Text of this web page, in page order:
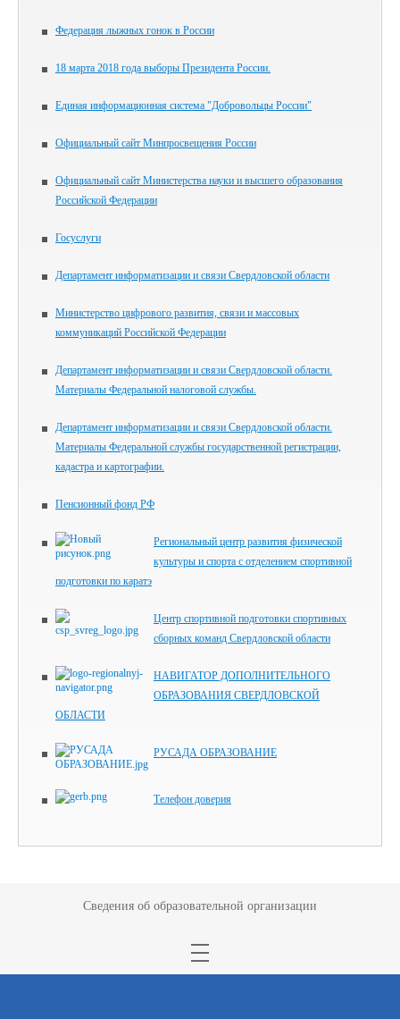
Федерация лыжных гонок в России
18 марта 2018 года выборы Президента России.
Единая информационная система "Добровольцы России"
Официальный сайт Минпросвещения России
Официальный сайт Министерства науки и высшего образования
Российской Федерации
Госуслуги
Департамент информатизации и связи Свердловской области
Министерство цифрового развития, связи и массовых
коммуникаций Российской Федерации
Департамент информатизации и связи Свердловской области.
Материалы Федеральной налоговой службы.
Департамент информатизации и связи Свердловской области.
Материалы Федеральной службы государственной регистрации,
кадастра и картографии.
Пенсионный фонд РФ
Региональный центр развития физической
культуры и спорта с отделением спортивной
подготовки по каратэ
Центр спортивной подготовки спортивных
сборных команд Свердловской области
НАВИГАТОР ДОПОЛНИТЕЛЬНОГО
ОБРАЗОВАНИЯ СВЕРДЛОВСКОЙ
ОБЛАСТИ
РУСАДА ОБРАЗОВАНИЕ
Телефон доверия
Сведения об образовательной организации